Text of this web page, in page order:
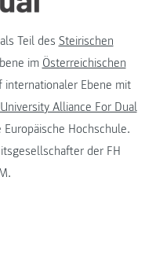
Teil des Steirischen
im Österreichischen
Ebene mit
Alliance For Dual
Hochschule.
der FH